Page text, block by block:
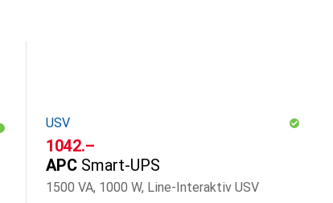
USV
CHF
1042.–
APC Smart-UPS
1500 VA, 1000 W, Line-Interaktiv USV